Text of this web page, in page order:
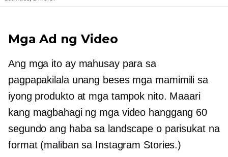
Mga Ad ng Video
Ang mga ito ay mahusay para sa
pagpapakilala unang besesmga mamimili sa
iyong produkto at mga tampok nito. Maaari
kang magbahagi ng mga video hanggang 60
segundo ang haba sa landscape o parisukat na
format (maliban sa Instagram Stories.)